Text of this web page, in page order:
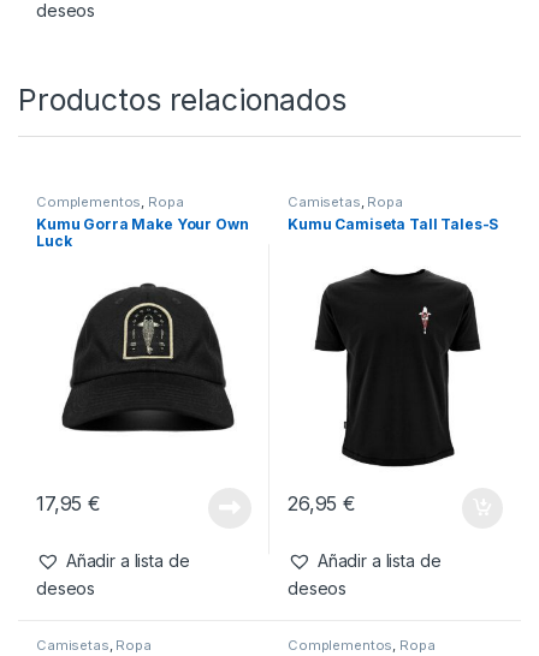
deseos
Productos relacionados
Complementos, Ropa
Kumu Gorra Make Your Own
Luck
17,95€
Añadir a lista de
deseos
Camisetas, Ropa
Kumu Camiseta Tall Tales-S
26,95€
Añadir a lista de
deseos
Camisetas, Ropa Complementos, Ropa